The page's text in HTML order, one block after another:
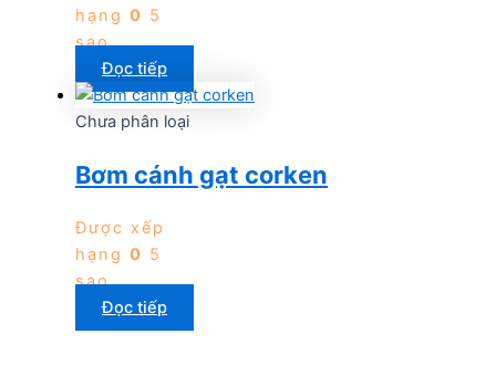
hạng 0 5
sao
Đọc tiếp
Chưa phân loại
Bơm cánh gạt corken
Được xếp
hạng 0 5
sao
Đọc tiếp